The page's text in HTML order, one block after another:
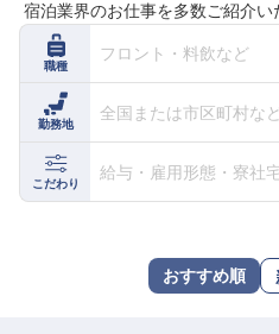
おもてなしHRについて
ご利用の流れ
よくある質問
ホテル・宿泊業界情報コラ
転職サポート
宿泊業界のお仕事を多数ご紹介い
職種
フロント・料飲など
勤務地
全国または市区町村な
こだわり
給与・雇用形態・寮社
おすすめ順